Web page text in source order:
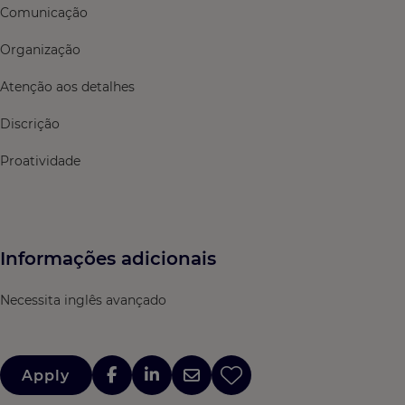
Comunicação
Organização
Atenção aos detalhes
Discrição
Proatividade
Informações adicionais
Necessita inglês avançado
Apply